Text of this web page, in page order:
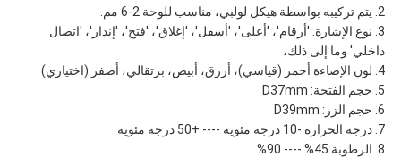
2. يتم تركيبه بواسطة هيكل لولبي، مناسب للوحة 2-6 مم.
3. نوع الإشارة: 'أرقام'، 'أعلى'، 'أسفل'، 'إغلاق'، 'فتح'، 'إنذار'، 'اتصال
داخلي' وما إلى ذلك،
4. لون الإضاءة أحمر (قياسي)، أزرق، أبيض، برتقالي، أصفر (اختياري)
5. حجم الفتحة: D37mm
6. حجم الزر: D39mm
7. درجة الحرارة -10 درجة مئوية ---- +50 درجة مئوية
8. الرطوبة 45% ---- 90%